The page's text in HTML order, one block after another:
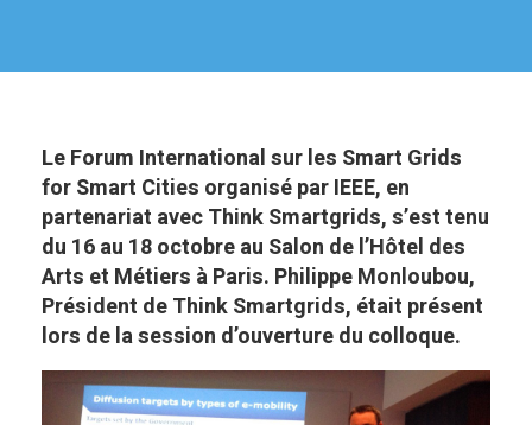
Le Forum International sur les Smart Grids
for Smart Cities organisé par IEEE, en
partenariat avec Think Smartgrids, s’est tenu
du 16 au 18 octobre au Salon de l’Hôtel des
Arts et Métiers à Paris. Philippe Monloubou,
Président de Think Smartgrids, était présent
lors de la session d’ouverture du colloque.